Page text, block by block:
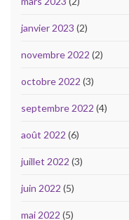
janvier 2023 (2)
novembre 2022 (2)
octobre 2022 (3)
septembre 2022 (4)
août 2022 (6)
juillet 2022 (3)
juin 2022 (5)
mai 2022 (5)